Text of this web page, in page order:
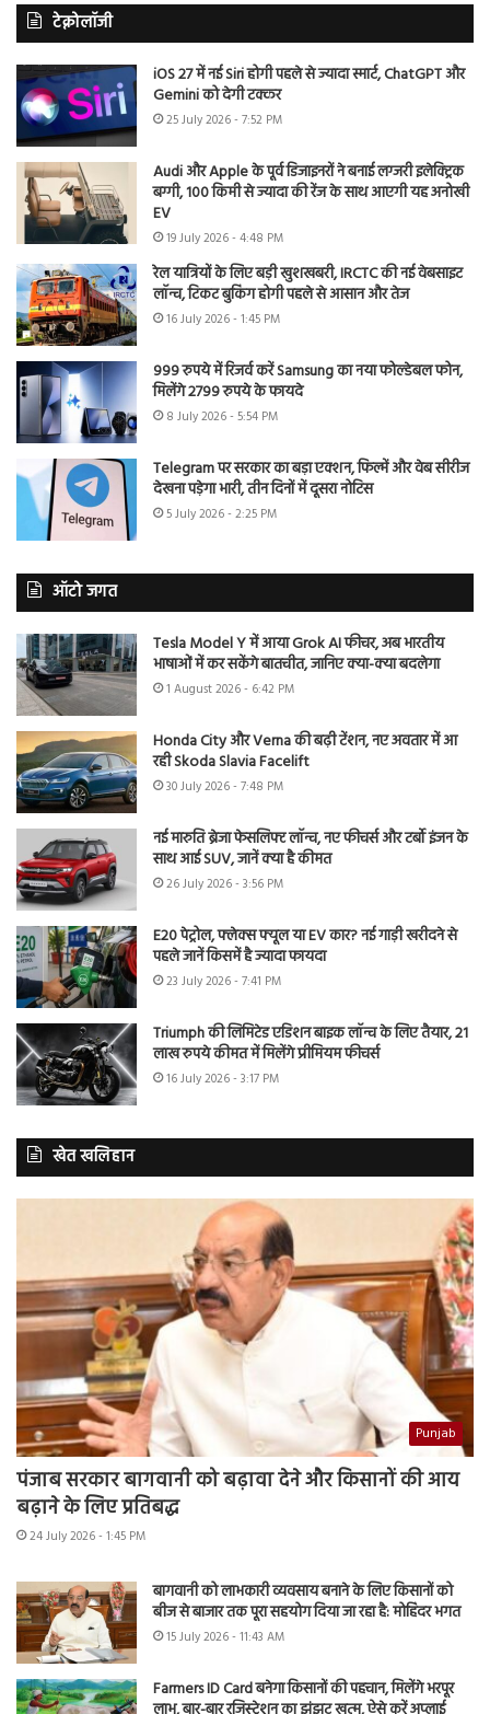
टेक्नोलॉजी
iOS 27 में नई Siri होगी पहले से ज्यादा स्मार्ट, ChatGPT और
Gemini को देगी टक्कर
25 July 2026 - 7:52 PM
Audi और Apple के पूर्व डिजाइनरों ने बनाई लग्जरी इलेक्ट्रिक
बग्गी, 100 किमी से ज्यादा की रेंज के साथ आएगी यह अनोखी
EV
19 July 2026 - 4:48 PM
रेल यात्रियों के लिए बड़ी खुशखबरी, IRCTC की नई वेबसाइट
लॉन्च, टिकट बुकिंग होगी पहले से आसान और तेज
16 July 2026 - 1:45 PM
999 रुपये में रिजर्व करें Samsung का नया फोल्डेबल फोन,
मिलेंगे 2799 रुपये के फायदे
8 July 2026 - 5:54 PM
Telegram पर सरकार का बड़ा एक्शन, फिल्में और वेब सीरीज
देखना पड़ेगा भारी, तीन दिनों में दूसरा नोटिस
5 July 2026 - 2:25 PM
ऑटो जगत
Tesla Model Y में आया Grok AI फीचर, अब भारतीय
भाषाओं में कर सकेंगे बातचीत, जानिए क्या-क्या बदलेगा
1 August 2026 - 6:42 PM
Honda City और Verna की बढ़ी टेंशन, नए अवतार में आ
रही Skoda Slavia Facelift
30 July 2026 - 7:48 PM
नई मारुति ब्रेजा फेसलिफ्ट लॉन्च, नए फीचर्स और टर्बो इंजन के
साथ आई SUV, जानें क्या है कीमत
26 July 2026 - 3:56 PM
E20 पेट्रोल, फ्लेक्स फ्यूल या EV कार? नई गाड़ी खरीदने से
पहले जानें किसमें है ज्यादा फायदा
23 July 2026 - 7:41 PM
Triumph की लिमिटेड एडिशन बाइक लॉन्च के लिए तैयार, 21
लाख रुपये कीमत में मिलेंगे प्रीमियम फीचर्स
16 July 2026 - 3:17 PM
खेत खलिहान
Punjab
पंजाब सरकार बागवानी को बढ़ावा देने और किसानों की आय
बढ़ाने के लिए प्रतिबद्ध
24 July 2026 - 1:45 PM
बागवानी को लाभकारी व्यवसाय बनाने के लिए किसानों को
बीज से बाजार तक पूरा सहयोग दिया जा रहा है: मोहिंदर भगत
15 July 2026 - 11:43 AM
Farmers ID Card बनेगा किसानों की पहचान, मिलेंगे भरपूर